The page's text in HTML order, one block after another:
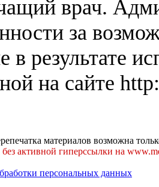
врач.
за
в результате
на сайте
материалов возможна
активной гиперссылки на
персональных данных